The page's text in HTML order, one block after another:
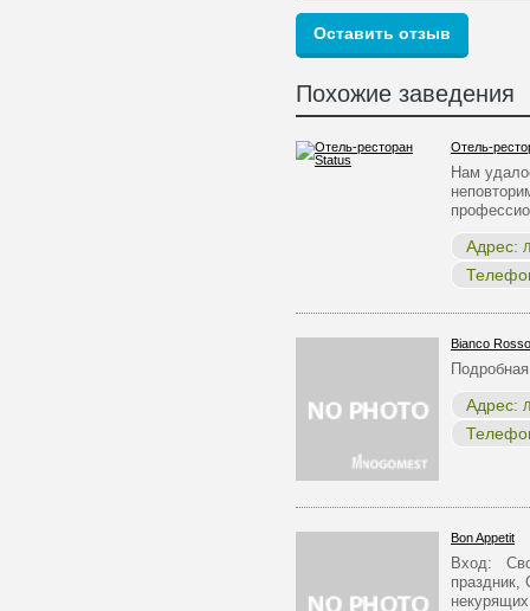
Похожие заведения
Отель-
Нам
Адрес:
Bianco
Адрес:
Bon Appetit
Вход:
праздник,